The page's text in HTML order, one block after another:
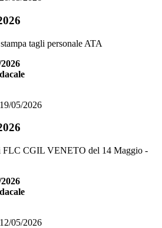
tagli personale ATA
05/2026
FLC CGIL VENETO del 14 Maggio -
05/2026